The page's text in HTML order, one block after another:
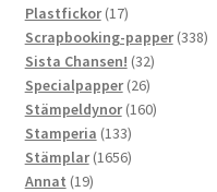
produkter
Plastfickor 1717
produkter
Scrapbooking-papper 338338
Sista Chansen! 3232
produkter
Specialpapper 2626
produkter
Stämpeldynor 160160
Stamperia 133133
produkter
Stämplar 16561656
Annat 1919